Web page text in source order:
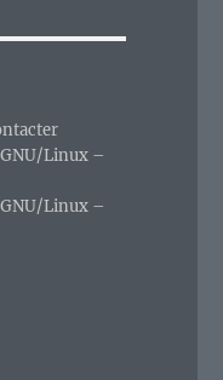
Linux –
Linux –